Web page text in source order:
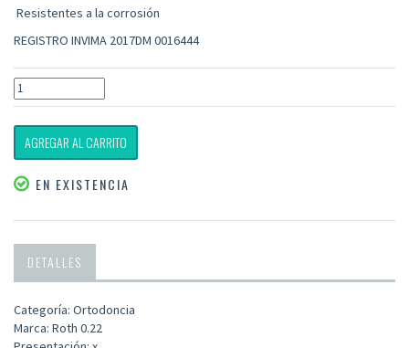
Resistentes a la corrosión
REGISTRO INVIMA 2017DM 0016444
AGREGAR AL CARRITO
EN EXISTENCIA
DETALLES
Categoría: Ortodoncia
Marca: Roth 0.22